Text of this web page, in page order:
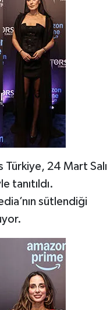
Türkiye, 24 Mart Salı
tanıtıldı.
sütlendiği